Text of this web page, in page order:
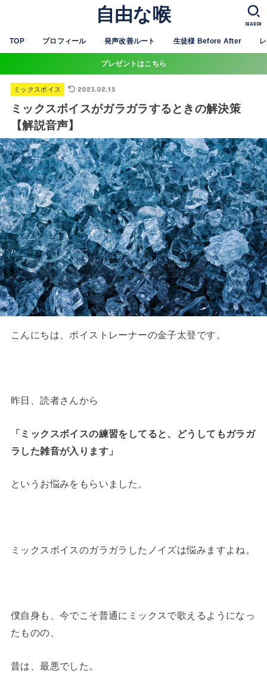
自由な喉
TOP プロフィール 発声改善ルート 生徒様 Before After
SEARCH
プレゼントはこちら
ミックスボイス 2023.02.15
ミックスボイスがガラガラするときの解決策
【解説音声】
こんにちは、ボイストレーナーの金子太登です。
昨日、読者さんから
「ミックスボイスの練習をしてると、どうしてもガラガ
ラした雑音が入ります」
というお悩みをもらいました。
ミックスボイスのガラガラしたノイズは悩みますよね。
僕自身も、今でこそ普通にミックスで歌えるようになっ
たものの、
昔は、最悪でした。